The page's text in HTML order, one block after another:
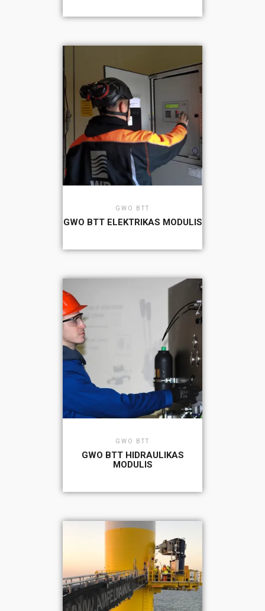
GWO BTT
GWO BTT ELEKTRIKAS MODULIS
GWO BTT
GWO BTT HIDRAULIKAS
MODULIS